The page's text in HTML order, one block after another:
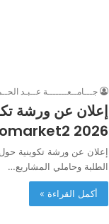
جـــامــعـــــــة عــبـد
إعلان عن ورشة
2026 Protomarket2
الطلبة وحاملي المشاريع…
أكمل القراءة »